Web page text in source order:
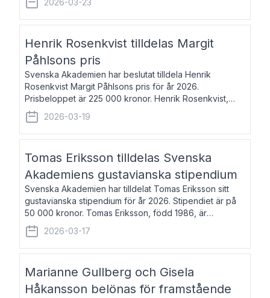
boken Ligan. Klarakvarterens blodsyst
2026-03-23
Henrik Rosenkvist tilldelas Margit
Påhlsons pris
Svenska Akademien har beslutat tilldela Henrik
Rosenkvist Margit Påhlsons pris för år 2026.
Prisbeloppet är 225 000 kronor. Henrik Rosenkvist,
född 1965, är professor i nordiska språk vid Göteborgs
universitet. Han disputerade 2004 på avhan
2026-03-19
Tomas Eriksson tilldelas Svenska
Akademiens gustavianska stipendium
Svenska Akademien har tilldelat Tomas Eriksson sitt
gustavianska stipendium för år 2026. Stipendiet är på
50 000 kronor. Tomas Eriksson, född 1986, är
projektledare inom marknadsföring och författare och
utkom i fjol med boken Syndabocken.
2026-03-17
Marianne Gullberg och Gisela
Håkansson belönas för framstående